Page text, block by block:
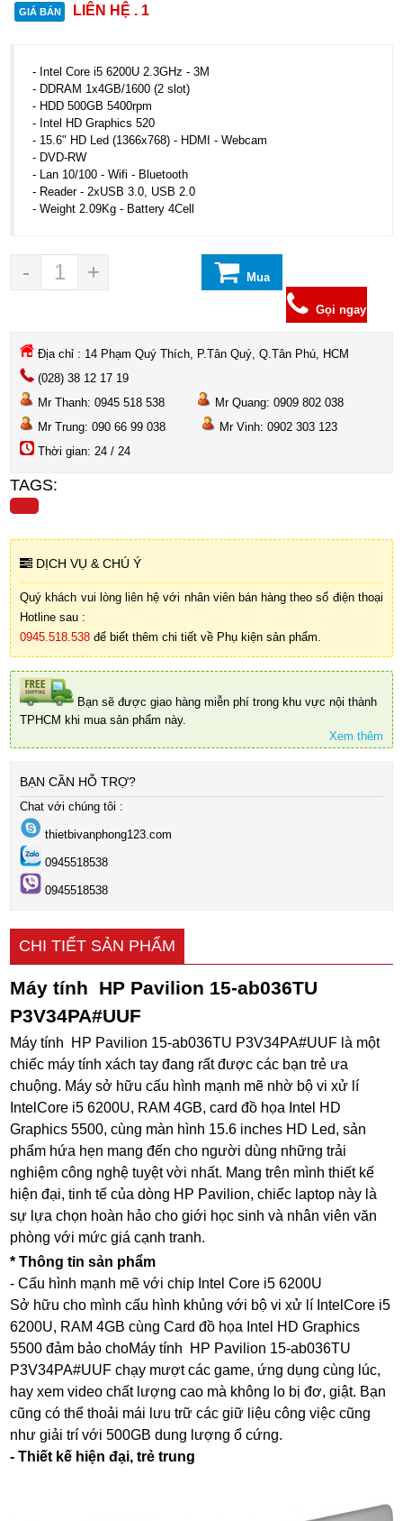
GIÁ BÁN LIÊN HỆ . 1
- Intel Core i5 6200U 2.3GHz - 3M
- DDRAM 1x4GB/1600 (2 slot)
- HDD 500GB 5400rpm
- Intel HD Graphics 520
- 15.6" HD Led (1366x768) - HDMI - Webcam
- DVD-RW
- Lan 10/100 - Wifi - Bluetooth
- Reader - 2xUSB 3.0, USB 2.0
- Weight 2.09Kg - Battery 4Cell
- + Mua
Gọi ngay
Địa chỉ : 14 Phạm Quý Thích, P.Tân Quý, Q.Tân Phú, HCM
(028) 38 12 17 19
Mr Thanh: 0945 518 538
Mr Quang: 0909 802 038
Mr Trung: 090 66 99 038
Mr Vinh: 0902 303 123
Thời gian: 24 / 24
TAGS:
DỊCH VỤ & CHÚ Ý
Quý khách vui lòng liên hệ với nhân viên bán hàng theo số điện thoại
Hotline sau :
0945.518.538 để biết thêm chi tiết về Phụ kiện sản phẩm.
Bạn sẽ được giao hàng miễn phí trong khu vực nội thành
TPHCM khi mua sản phẩm này.
Xem thêm
BẠN CẦN HỖ TRỢ?
Chat với chúng tôi :
thietbivanphong123.com
0945518538
0945518538
CHI TIẾT SẢN PHẨM
Máy tính HP Pavilion 15-ab036TU
P3V34PA#UUF
Máy tính HP Pavilion 15-ab036TU P3V34PA#UUF là một
chiếc máy tính xách tay đang rất được các bạn trẻ ưa
chuộng. Máy sở hữu cấu hình mạnh mẽ nhờ bộ vi xử lí
IntelCore i5 6200U, RAM 4GB, card đồ họa Intel HD
Graphics 5500, cùng màn hình 15.6 inches HD Led, sản
phẩm hứa hẹn mang đến cho người dùng những trải
nghiệm công nghệ tuyệt vời nhất. Mang trên mình thiết kế
hiện đại, tinh tế của dòng HP Pavilion, chiếc laptop này là
sự lựa chọn hoàn hảo cho giới học sinh và nhân viên văn
phòng với mức giá cạnh tranh.
* Thông tin sản phẩm
- Cấu hình mạnh mẽ với chip Intel Core i5 6200U
Sở hữu cho mình cấu hình khủng với bộ vi xử lí IntelCore i5
6200U, RAM 4GB cùng Card đồ họa Intel HD Graphics
5500 đảm bảo choMáy tính HP Pavilion 15-ab036TU
P3V34PA#UUF chạy mượt các game, ứng dụng cùng lúc,
hay xem video chất lượng cao mà không lo bị đơ, giật. Bạn
cũng có thể thoải mái lưu trữ các giữ liệu công việc cũng
như giải trí với 500GB dung lượng ổ cứng.
- Thiết kế hiện đại, trẻ trung